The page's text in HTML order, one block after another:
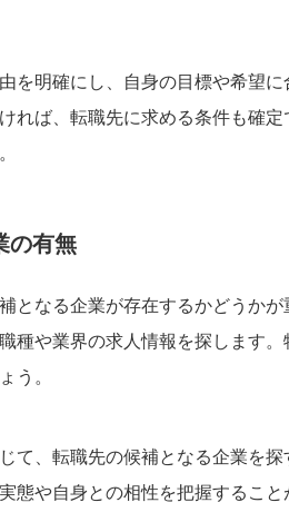
を明確にし、自身の目標や希望
れば、転職先に求める条件も確
の有無
となる企業が存在するかどうか
種や業界の求人情報を探します
う。
て、転職先の候補となる企業を探
態や自身との相性を把握すること